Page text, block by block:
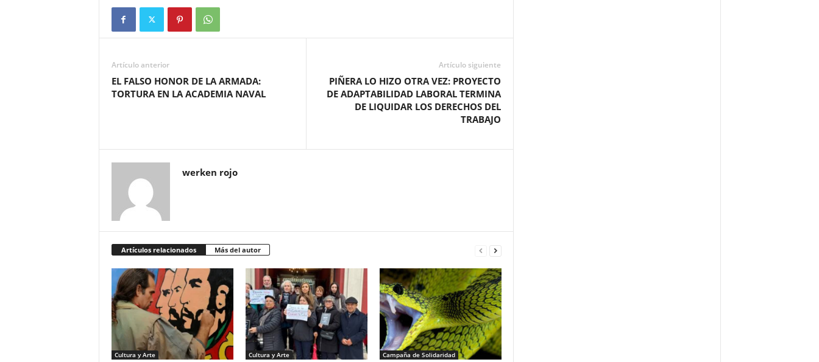
Artículo anterior
EL FALSO HONOR DE LA ARMADA:
TORTURA EN LA ACADEMIA NAVAL
Artículo siguiente
PIÑERA LO HIZO OTRA VEZ: PROYECTO
DE ADAPTABILIDAD LABORAL TERMINA
DE LIQUIDAR LOS DERECHOS DEL
TRABAJO
werken rojo
Artículos relacionados Más del autor
Cultura y Arte Cultura y Arte Campaña de Solidaridad